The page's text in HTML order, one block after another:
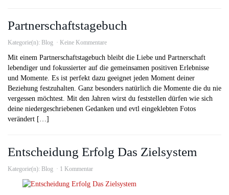
Partnerschaftstagebuch
Kategorie(n): Blog Keine Kommentare
Mit einem Partnerschaftstagebuch bleibt die Liebe und Partnerschaft
lebendiger und fokussierter auf die gemeinsamen positiven Erlebnisse
und Momente. Es ist perfekt dazu geeignet jeden Moment deiner
Beziehung festzuhalten. Ganz besonders natürlich die Momente die du nie
vergessen möchtest. Mit den Jahren wirst du feststellen dürfen wie sich
deine niedergeschriebenen Gedanken und evtl eingeklebten Fotos
verändert […]
Entscheidung Erfolg Das Zielsystem
Kategorie(n): Blog 1 Kommentar